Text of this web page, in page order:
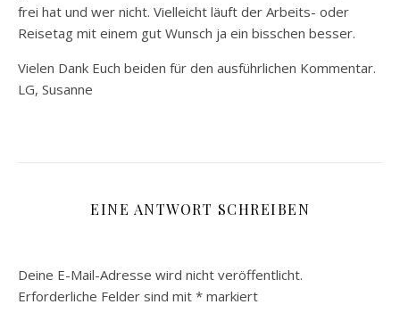
frei hat und wer nicht. Vielleicht läuft der Arbeits- oder
Reisetag mit einem gut Wunsch ja ein bisschen besser.
Vielen Dank Euch beiden für den ausführlichen Kommentar.
LG, Susanne
EINE ANTWORT SCHREIBEN
Deine E-Mail-Adresse wird nicht veröffentlicht.
Erforderliche Felder sind mit * markiert